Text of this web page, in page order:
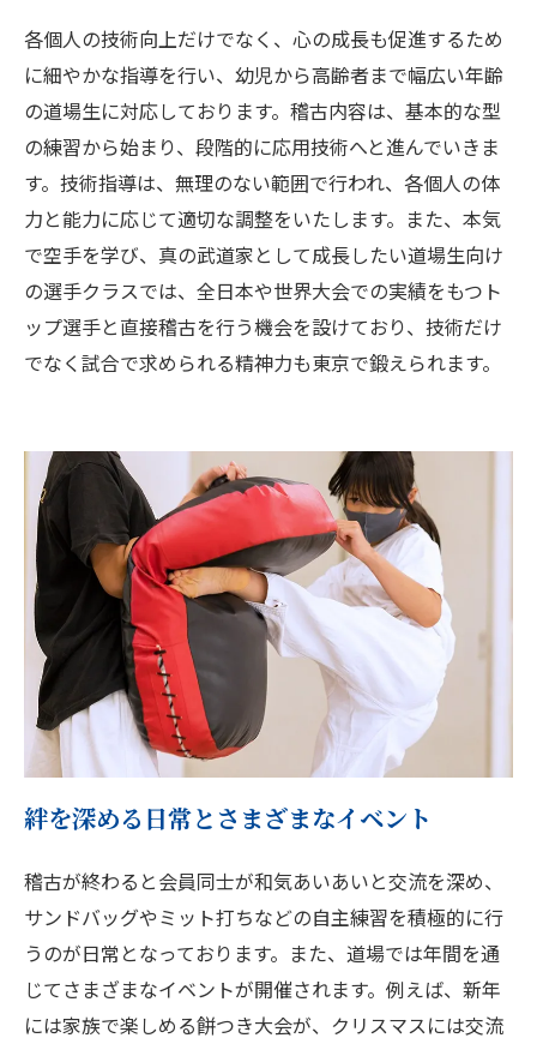
各個人の技術向上だけでなく、心の成長も促進するため
に細やかな指導を行い、幼児から高齢者まで幅広い年齢
の道場生に対応しております。稽古内容は、基本的な型
の練習から始まり、段階的に応用技術へと進んでいきま
す。技術指導は、無理のない範囲で行われ、各個人の体
力と能力に応じて適切な調整をいたします。また、本気
で空手を学び、真の武道家として成長したい道場生向け
の選手クラスでは、全日本や世界大会での実績をもつト
ップ選手と直接稽古を行う機会を設けており、技術だけ
でなく試合で求められる精神力も東京で鍛えられます。
絆を深める日常とさまざまなイベント
稽古が終わると会員同士が和気あいあいと交流を深め、
サンドバッグやミット打ちなどの自主練習を積極的に行
うのが日常となっております。また、道場では年間を通
じてさまざまなイベントが開催されます。例えば、新年
には家族で楽しめる餅つき大会が、クリスマスには交流